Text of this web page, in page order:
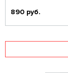
890 руб.